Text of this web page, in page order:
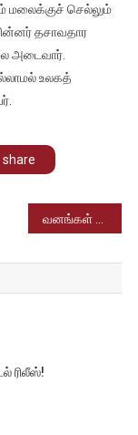
மலைக்குச் செல்லும்
தசாவதார
அடைவார்.
உலகத்
share
ரிலீஸ்!